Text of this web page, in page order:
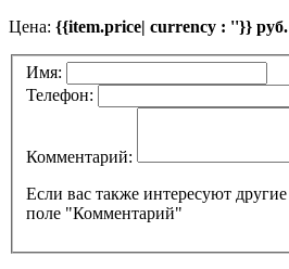
Цена: {{item.price| currency : ''}} руб.
Имя:
Телефон:
Комментарий:
Если вас также интересуют
поле "Комментарий"